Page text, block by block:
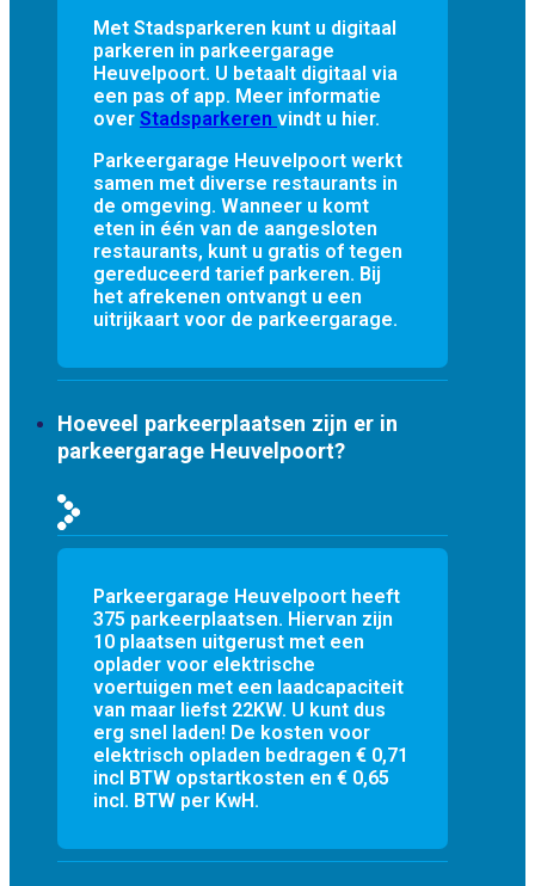
Met Stadsparkeren kunt u digitaal
parkeren in parkeergarage
Heuvelpoort. U betaalt digitaal via
een pas of app. Meer informatie
over Stadsparkeren vindt u hier.
Parkeergarage Heuvelpoort werkt
samen met diverse restaurants in
de omgeving. Wanneer u komt
eten in één van de aangesloten
restaurants, kunt u gratis of tegen
gereduceerd tarief parkeren. Bij
het afrekenen ontvangt u een
uitrijkaart voor de parkeergarage.
Hoeveel parkeerplaatsen zijn er in
parkeergarage Heuvelpoort?
Parkeergarage Heuvelpoort heeft
375 parkeerplaatsen. Hiervan zijn
10 plaatsen uitgerust met een
oplader voor elektrische
voertuigen met een laadcapaciteit
van maar liefst 22KW. U kunt dus
erg snel laden! De kosten voor
elektrisch opladen bedragen € 0,71
incl BTW opstartkosten en € 0,65
incl. BTW per KwH.